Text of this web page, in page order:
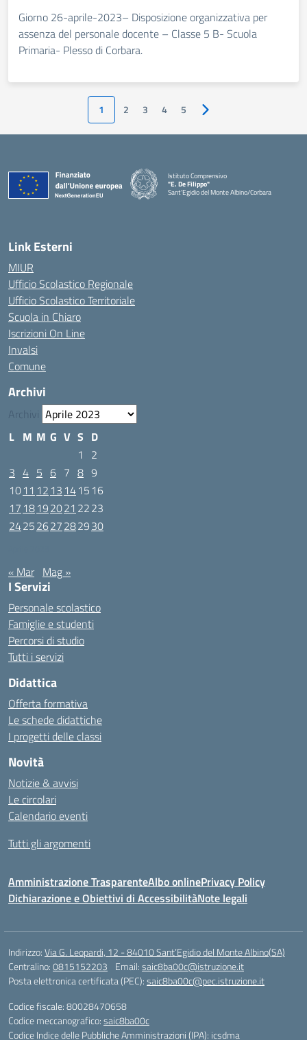
Giorno 26-aprile-2023– Disposizione organizzativa per
assenza del personale docente – Classe 5 B- Scuola
Primaria- Plesso di Corbara.
1 2 3 4 5 Pagina successiva
Istituto Comprensivo
"E. De Filippo"
Sant'Egidio del Monte Albino/Corbara
Link Esterni
MIUR
Ufficio Scolastico Regionale
Ufficio Scolastico Territoriale
Scuola in Chiaro
Iscrizioni On Line
Invalsi
Comune
Archivi
Archivi
L M M G V S D
1
2
3 4 5 6 7 8 9
1011 12 13 1415 16
17 18192021 2223
24252627282930
« Mar Mag »
I Servizi
Personale scolastico
Famiglie e studenti
Percorsi di studio
Tutti i servizi
Didattica
Offerta formativa
Le schede didattiche
I progetti delle classi
Novità
Notizie & avvisi
Le circolari
Calendario eventi
Tutti gli argomenti
Amministrazione TrasparenteAlbo onlinePrivacy Policy
Dichiarazione e Obiettivi di AccessibilitàNote legali
Indirizzo:Via G. Leopardi, 12 - 84010 Sant’Egidio del Monte Albino(SA)
Centralino:0815152203 Email:saic8ba00c@istruzione.it
Posta elettronica certificata (PEC):saic8ba00c@pec.istruzione.it
Codice fiscale: 80028470658
Codice meccanografico:saic8ba00c
Codice Indice delle Pubbliche Amministrazioni (IPA): icsdma